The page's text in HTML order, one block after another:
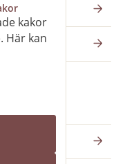
kakor
Här kan